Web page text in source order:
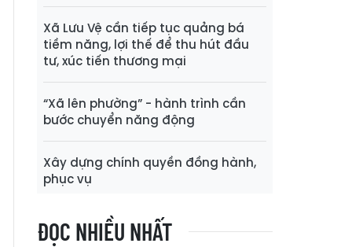
Xã Lưu Vệ cần tiếp tục quảng bá
tiềm năng, lợi thế để thu hút đầu
tư, xúc tiến thương mại
“Xã lên phường” - hành trình cần
bước chuyển năng động
Xây dựng chính quyền đồng hành,
phục vụ
ĐỌC NHIỀU NHẤT